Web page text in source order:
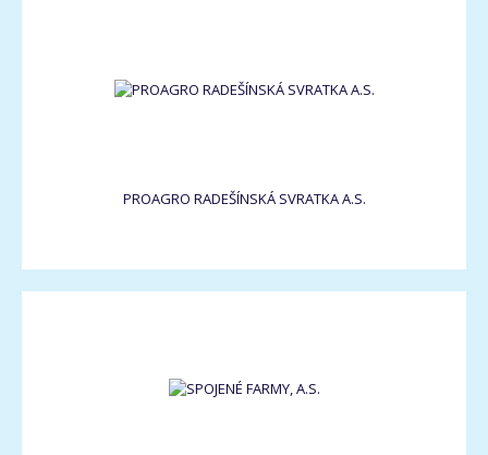
PROAGRO RADEŠÍNSKÁ SVRATKA A.S.